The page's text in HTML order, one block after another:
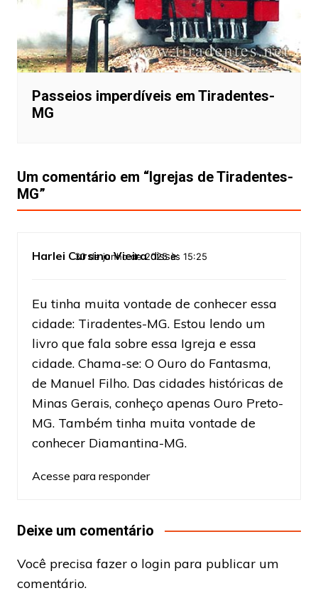
Passeios imperdíveis em Tiradentes-
MG
Um comentário em “Igrejas de Tiradentes-
MG”
Harlei Cursino Vieira disse:
30 de junho de 2025 às 15:25
Eu tinha muita vontade de conhecer essa
cidade: Tiradentes-MG. Estou lendo um
livro que fala sobre essa Igreja e essa
cidade. Chama-se: O Ouro do Fantasma,
de Manuel Filho. Das cidades históricas de
Minas Gerais, conheço apenas Ouro Preto-
MG. Também tinha muita vontade de
conhecer Diamantina-MG.
Acesse para responder
Deixe um comentário
Você precisa fazer o loginpara publicar um
comentário.